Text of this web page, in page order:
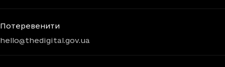
Потеревенити
hello@thedigital.gov.ua